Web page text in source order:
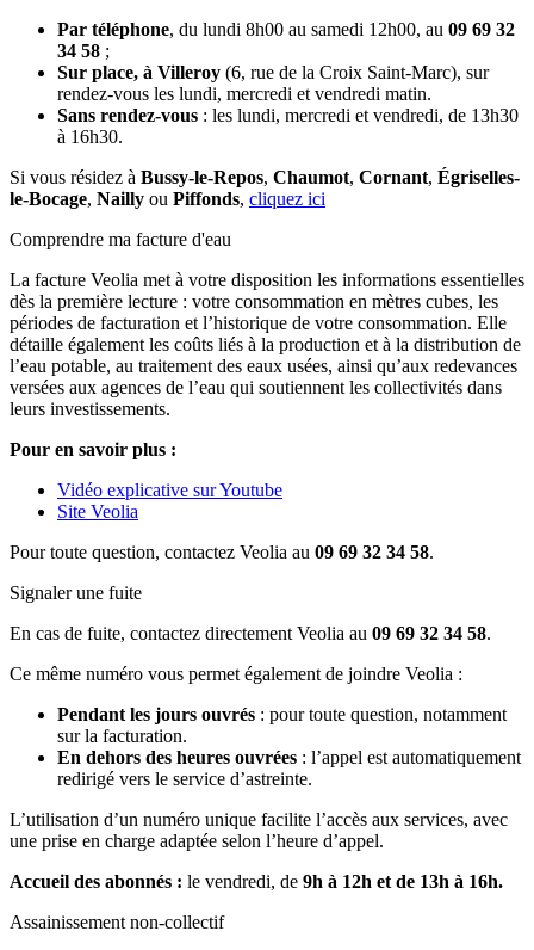
Par téléphone, du lundi 8h00 au samedi 12h00, au 09 69 32
34 58 ;
Sur place, à Villeroy (6, rue de la Croix Saint-Marc), sur
rendez-vous les lundi, mercredi et vendredi matin.
Sans rendez-vous : les lundi, mercredi et vendredi, de 13h30
à 16h30.
Si vous résidez à Bussy-le-Repos, Chaumot, Cornant, Égriselles-
le-Bocage, Nailly ou Piffonds, cliquez ici
Comprendre ma facture d'eau
La facture Veolia met à votre disposition les informations essentielles
dès la première lecture : votre consommation en mètres cubes, les
périodes de facturation et l’historique de votre consommation. Elle
détaille également les coûts liés à la production et à la distribution de
l’eau potable, au traitement des eaux usées, ainsi qu’aux redevances
versées aux agences de l’eau qui soutiennent les collectivités dans
leurs investissements.
Pour en savoir plus :
Vidéo explicative sur Youtube
Site Veolia
Pour toute question, contactez Veolia au 09 69 32 34 58.
Signaler une fuite
En cas de fuite, contactez directement Veolia au 09 69 32 34 58.
Ce même numéro vous permet également de joindre Veolia :
Pendant les jours ouvrés : pour toute question, notamment
sur la facturation.
En dehors des heures ouvrées : l’appel est automatiquement
redirigé vers le service d’astreinte.
L’utilisation d’un numéro unique facilite l’accès aux services, avec
une prise en charge adaptée selon l’heure d’appel.
Accueil des abonnés : le vendredi, de 9h à 12h et de 13h à 16h.
Assainissement non-collectif